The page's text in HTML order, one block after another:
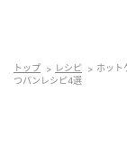
イタリア発祥
ットケーキミッ
トップ レシピ
ホット
つパンレシピ4選